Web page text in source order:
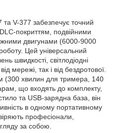
V-377 забезпечує точний
покриттям, подвійними
двигунами (6000-9000
Цей універсальний
швидкості, світлодіодні
мережі, так і від бездротової.
(300 хвилин для тримера, 140
що входять до комплекту,
та USB-зарядна база, він
в одному портативному
професіонали,
за собою.